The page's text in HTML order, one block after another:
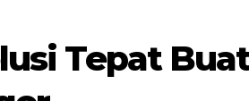
Tepat